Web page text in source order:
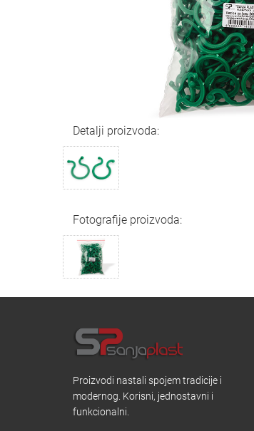
Detalji proizvoda:
Fotografije proizvoda:
Proizvodi nastali spojem tradicije i
modernog. Korisni, jednostavni i
funkcionalni.